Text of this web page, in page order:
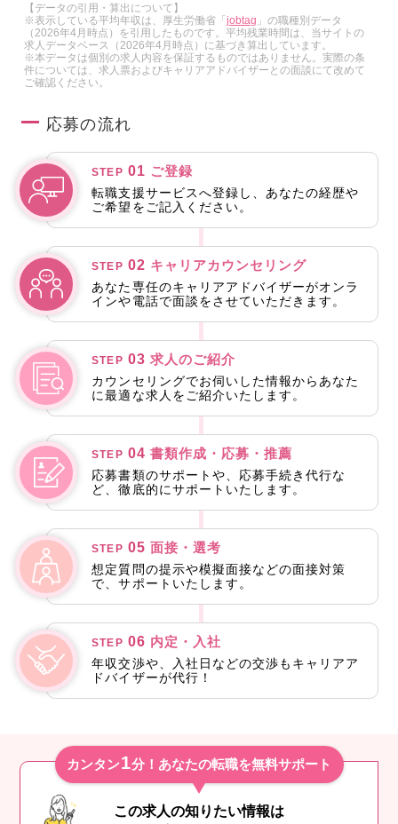
【データの引用・算出について】
※表示している平均年収は、厚生労働省「jobtag 」の職種別データ
（2026年4月時点）を引用したものです。平均残業時間は、当サイトの
求人データベース（2026年4月時点）に基づき算出しています。
※本データは個別の求人内容を保証するものではありません。実際の条
件については、求人票およびキャリアアドバイザーとの面談にて改めて
ご確認ください。
応募の流れ
STEP 01 ご登録
転職支援サービスへ登録し、あなたの経歴や
ご希望をご記入ください。
STEP 02 キャリアカウンセリング
あなた専任のキャリアアドバイザーがオンラ
インや電話で面談をさせていただきます。
STEP 03 求人のご紹介
カウンセリングでお伺いした情報からあなた
に最適な求人をご紹介いたします。
STEP 04 書類作成・応募・推薦
応募書類のサポートや、応募手続き代行な
ど、徹底的にサポートいたします。
STEP 05 面接・選考
想定質問の提示や模擬面接などの面接対策
で、サポートいたします。
STEP 06 内定・入社
年収交渉や、入社日などの交渉もキャリアア
ドバイザーが代行！
カンタン1分！あなたの転職を無料サポート
この求人の知りたい情報は